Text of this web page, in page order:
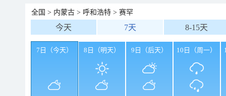
全国 > 内蒙古 > 呼和浩特 > 赛罕
今天 7天 8-15天
7日（今天） 8日（明天） 9日（后天） 10日（周一）